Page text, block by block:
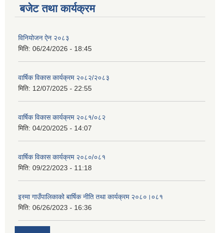
बजेट तथा कार्यक्रम
विनियोजन ऐन २०८३
मिति: 06/24/2026 - 18:45
वार्षिक विकास कार्यक्रम २०८२/२०८३
मिति: 12/07/2025 - 22:55
वार्षिक विकास कार्यक्रम २०८१/०८२
मिति: 04/20/2025 - 14:07
वार्षिक विकास कार्यक्रम २०८०/०८१
मिति: 09/22/2023 - 11:18
इस्मा गाउँपालिकाको बार्षिक नीति तथा कार्यक्रम २०८०।०८१
मिति: 06/26/2023 - 16:36